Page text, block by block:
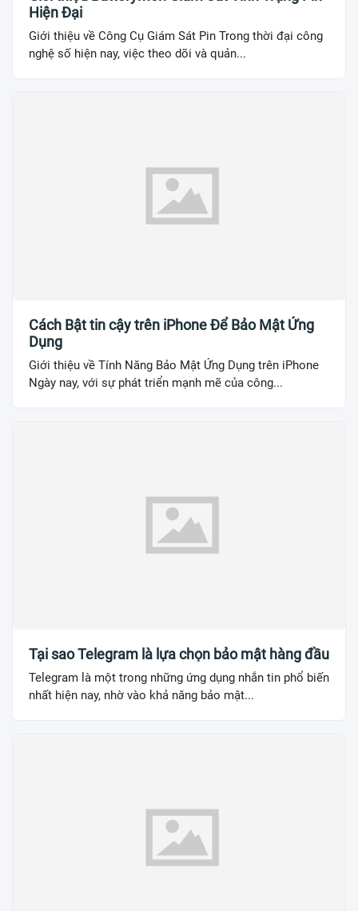
Hiện Đại
Giới thiệu về Công Cụ Giám Sát Pin Trong thời đại công
nghệ số hiện nay, việc theo dõi và quản...
Cách Bật tin cậy trên iPhone Để Bảo Mật Ứng
Dụng
Giới thiệu về Tính Năng Bảo Mật Ứng Dụng trên iPhone
Ngày nay, với sự phát triển mạnh mẽ của công...
Tại sao Telegram là lựa chọn bảo mật hàng đầu
Telegram là một trong những ứng dụng nhắn tin phổ biến
nhất hiện nay, nhờ vào khả năng bảo mật...